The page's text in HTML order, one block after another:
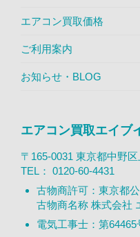
エアコン買取価格
ご利用案内
お知らせ・BLOG
エアコン買取エイブ
〒165-0031 東京都中野
TEL： 0120-60-4431
古物商許可：東京都
古物商名称 株式会社
電気工事士：第64465